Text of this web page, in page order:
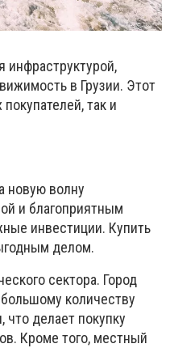
в Грузии. Этот
так и
новую волну
и благоприятным
инвестиции. Купить
делом.
сектора. Город
количеству
делает покупку
Кроме того, местный